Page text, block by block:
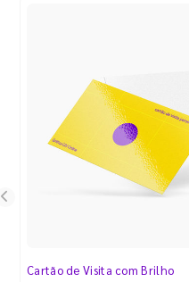
Cartão de Visita com Brilho